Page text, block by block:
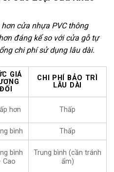
cửa nhựa PVC thông
đáng kể so với cửa gỗ tự
chi phí sử dụng lâu dài.
GIÁ
ĐỐI
CHI PHÍ BẢO TRÌ
LÂU DÀI
hơn Thấp
bình Thấp
bình
Cao
Trung bình (cần tránh
ẩm)